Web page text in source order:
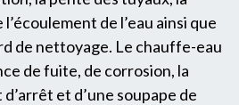
de l’eau ainsi que
de nettoyage. Le chauffe-eau
de fuite, de corrosion, la
et d’une soupape de